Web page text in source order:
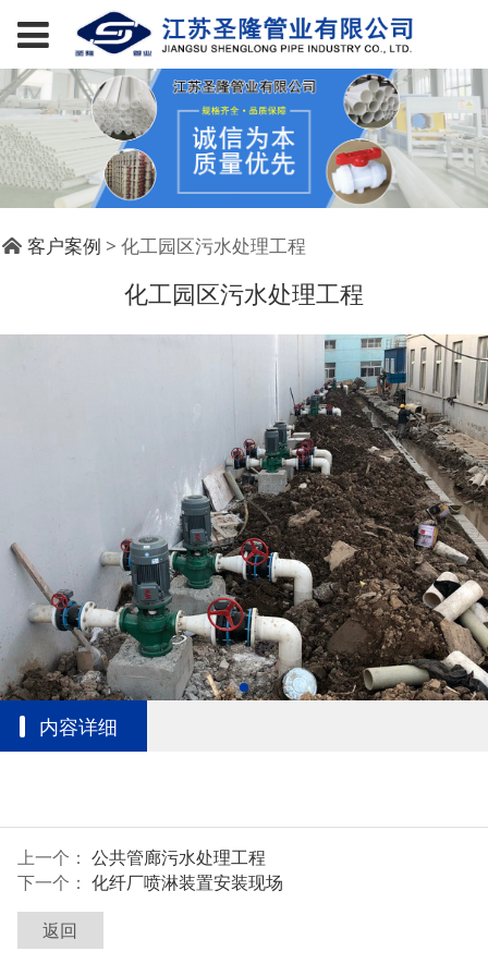
化工园区污水处理工程
客户案例 > 化工园区污水处理工程
化工园区污水处理工程
内容详细
上一个： 公共管廊污水处理工程
下一个： 化纤厂喷淋装置安装现场
返回